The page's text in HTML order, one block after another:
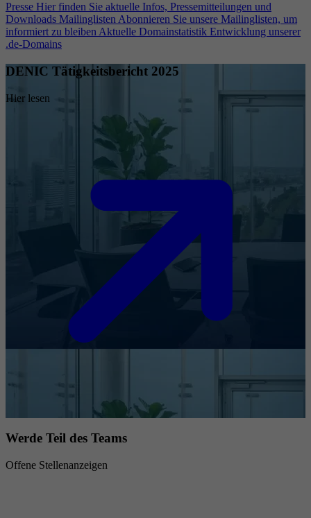
Presse Hier finden Sie aktuelle Infos, Pressemitteilungen und
Downloads Mailinglisten Abonnieren Sie unsere Mailinglisten, um
informiert zu bleiben Aktuelle Domainstatistik Entwicklung unserer
.de-Domains
DENIC Tätigkeitsbericht 2025
Hier lesen
Werde Teil des Teams
Offene Stellenanzeigen